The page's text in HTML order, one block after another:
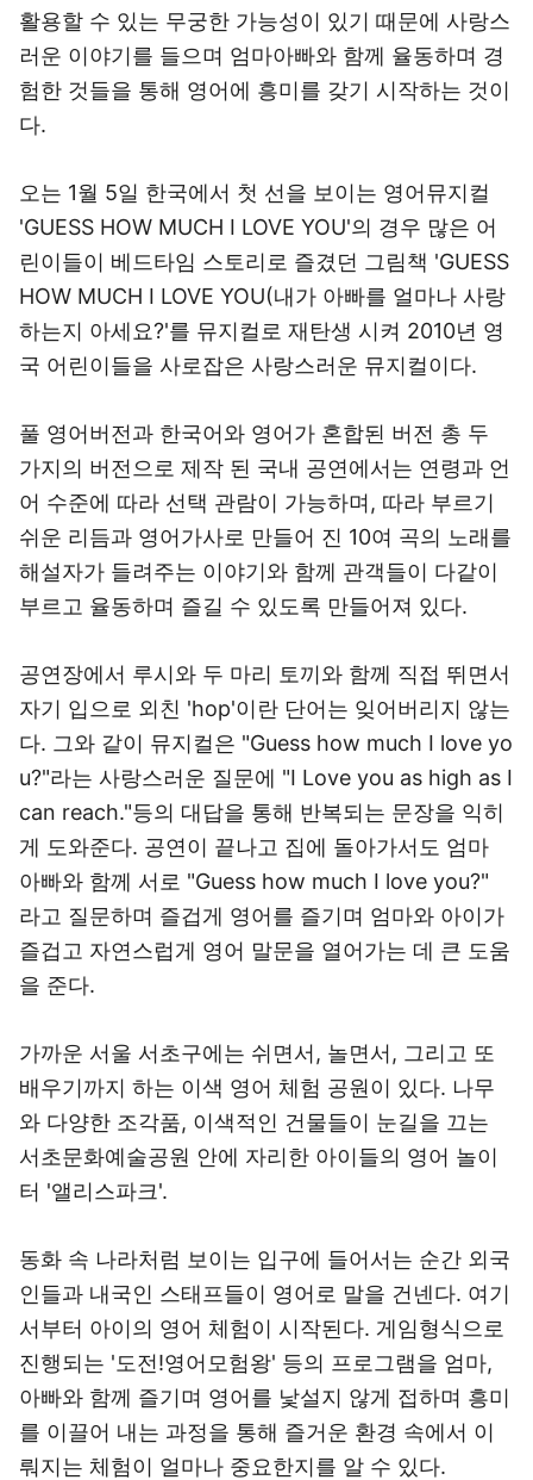
활용할 수 있는 무궁한 가능성이 있기 때문에 사랑스
러운 이야기를 들으며 엄마아빠와 함께 율동하며 경
험한 것들을 통해 영어에 흥미를 갖기 시작하는 것이
다.
오는 1월 5일 한국에서 첫 선을 보이는 영어뮤지컬
'GUESS HOW MUCH I LOVE YOU'의 경우 많은 어
린이들이 베드타임 스토리로 즐겼던 그림책 'GUESS
HOW MUCH I LOVE YOU(내가 아빠를 얼마나 사랑
하는지 아세요?'를 뮤지컬로 재탄생 시켜 2010년 영
국 어린이들을 사로잡은 사랑스러운 뮤지컬이다.
풀 영어버전과 한국어와 영어가 혼합된 버전 총 두
가지의 버전으로 제작 된 국내 공연에서는 연령과 언
어 수준에 따라 선택 관람이 가능하며, 따라 부르기
쉬운 리듬과 영어가사로 만들어 진 10여 곡의 노래를
해설자가 들려주는 이야기와 함께 관객들이 다같이
부르고 율동하며 즐길 수 있도록 만들어져 있다.
공연장에서 루시와 두 마리 토끼와 함께 직접 뛰면서
자기 입으로 외친 'hop'이란 단어는 잊어버리지 않는
다. 그와 같이 뮤지컬은 "Guess how much I love yo
u?"라는 사랑스러운 질문에 "I Love you as high as I
can reach."등의 대답을 통해 반복되는 문장을 익히
게 도와준다. 공연이 끝나고 집에 돌아가서도 엄마
아빠와 함께 서로 "Guess how much I love you?"
라고 질문하며 즐겁게 영어를 즐기며 엄마와 아이가
즐겁고 자연스럽게 영어 말문을 열어가는 데 큰 도움
을 준다.
가까운 서울 서초구에는 쉬면서, 놀면서, 그리고 또
배우기까지 하는 이색 영어 체험 공원이 있다. 나무
와 다양한 조각품, 이색적인 건물들이 눈길을 끄는
서초문화예술공원 안에 자리한 아이들의 영어 놀이
터 '앨리스파크'.
동화 속 나라처럼 보이는 입구에 들어서는 순간 외국
인들과 내국인 스태프들이 영어로 말을 건넨다. 여기
서부터 아이의 영어 체험이 시작된다. 게임형식으로
진행되는 '도전!영어모험왕' 등의 프로그램을 엄마,
아빠와 함께 즐기며 영어를 낯설지 않게 접하며 흥미
를 이끌어 내는 과정을 통해 즐거운 환경 속에서 이
뤄지는 체험이 얼마나 중요한지를 알 수 있다.